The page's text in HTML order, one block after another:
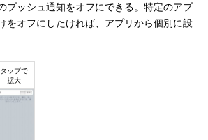
プッシュ通知をオフにできる。特定のアプ
をオフにしたければ、アプリから個別に設